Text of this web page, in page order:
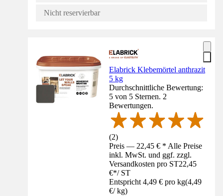
Nicht reservierbar
Elabrick Klebemörtel anthrazit
5 kg
Durchschnittliche Bewertung:
5 von 5 Sternen. 2
Bewertungen.
(2)
Preis — 22,45 € * Alle Preise
inkl. MwSt. und ggf. zzgl.
Versandkosten pro ST22,45
€*/ ST
Entspricht 4,49 € pro kg(4,49
€/ kg)